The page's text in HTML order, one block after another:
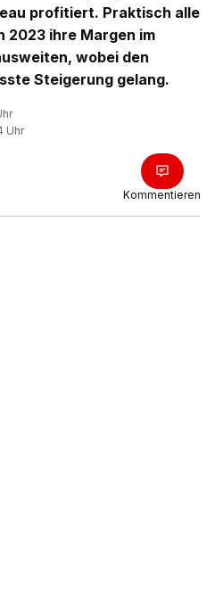
profitiert. Praktisch alle
2023 ihre Margen im
wobei den
Steigerung gelang.
Uhr
Kommentieren